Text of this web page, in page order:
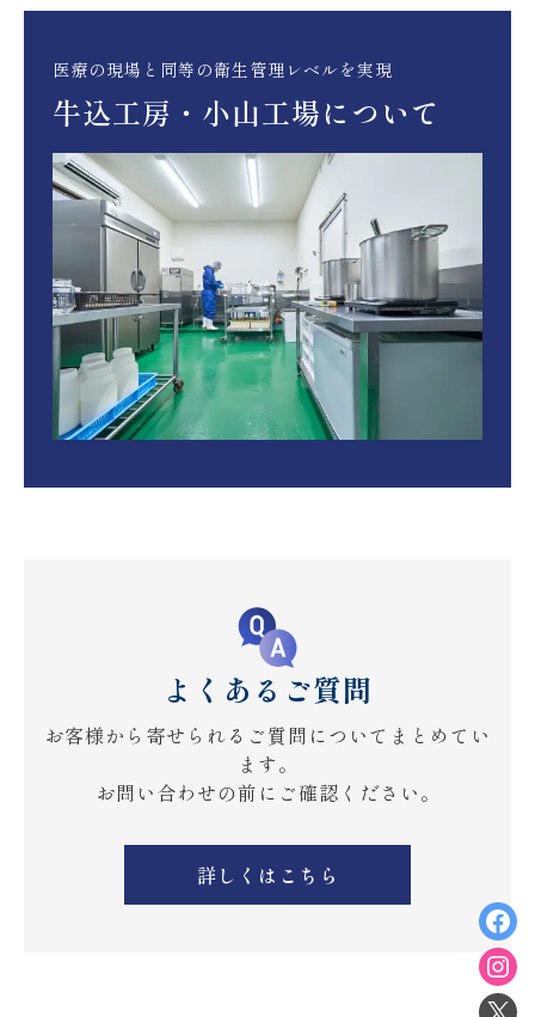
医療の現場と同等の衛生管理レベルを実現
牛込工房・小山工場について
よくあるご質問
お客様から寄せられるご質問についてまとめてい
ます。
お問い合わせの前にご確認ください。
詳しくはこちら